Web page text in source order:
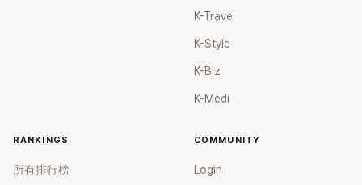
K-Travel
K-Style
K-Biz
K-Medi
RANKINGS
所有排行榜
COMMUNITY
Login